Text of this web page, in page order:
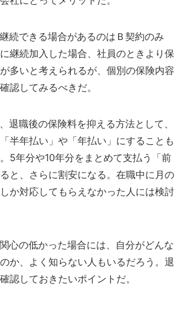
続できる場合があるのはＢ契約のみ
継続加入した場合、社員のときより保
多いと考えられるが、個別の保険内容
認してみるべきだ。
退職後の保険料を抑える方法として、
半年払い」や「年払い」にすることも
5年分や10年分をまとめて支払う「前
と、さらに割安になる。在職中に月の
か対応してもらえなかった人には検討
心の低かった場合には、自分がどんな
か、よく知らない人もいるだろう。退
認しておきたいポイントだ。